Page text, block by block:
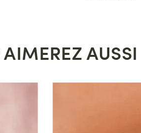
AUSSI